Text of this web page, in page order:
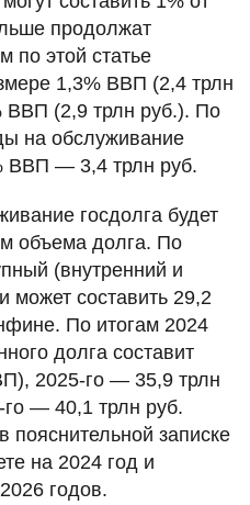
продолжат
по этой статье
1,3% ВВП (2,4 трлн
(2,9 трлн руб.). По
на обслуживание
ВВП — 3,4 трлн руб.
госдолга будет
объема долга. По
(внутренний и
может составить 29,2
По итогам 2024
долга составит
2025-го — 35,9 трлн
— 40,1 трлн руб.
пояснительной записке
на 2024 год и
годов.